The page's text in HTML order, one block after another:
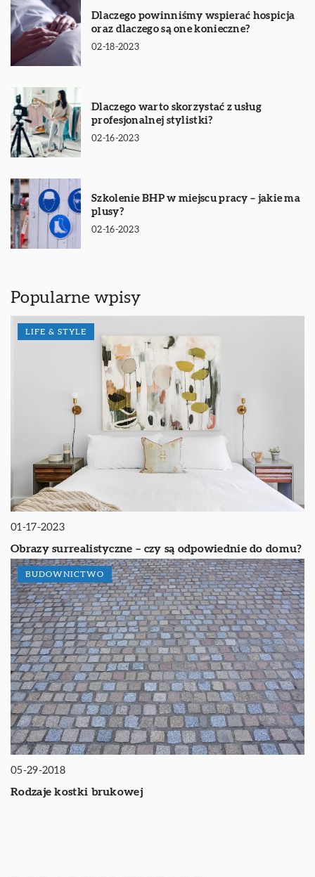
Dlaczego powinniśmy wspierać hospicja
oraz dlaczego są one konieczne?
02-18-2023
Dlaczego warto skorzystać z usług
profesjonalnej stylistki?
02-16-2023
Szkolenie BHP w miejscu pracy – jakie ma
plusy?
02-16-2023
Popularne wpisy
LIFE & STYLE
01-17-2023
Obrazy surrealistyczne – czy są odpowiednie do domu?
BUDOWNICTWO
05-29-2018
Rodzaje kostki brukowej